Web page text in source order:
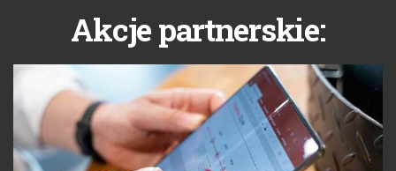
Akcje partnerskie: